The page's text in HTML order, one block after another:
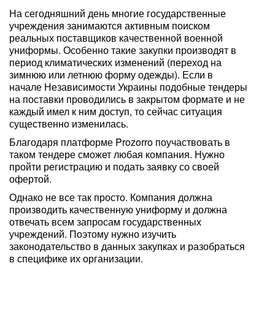
На сегодняшний день многие государственные
учреждения занимаются активным поиском
реальных поставщиков качественной военной
униформы. Особенно такие закупки производят в
период климатических изменений (переход на
зимнюю или летнюю форму одежды). Если в
начале Независимости Украины подобные тендеры
на поставки проводились в закрытом формате и не
каждый имел к ним доступ, то сейчас ситуация
существенно изменилась.
Благодаря платформе Prozorro поучаствовать в
таком тендере сможет любая компания. Нужно
пройти регистрацию и подать заявку со своей
офертой.
Однако не все так просто. Компания должна
производить качественную униформу и должна
отвечать всем запросам государственных
учреждений. Поэтому нужно изучить
законодательство в данных закупках и разобраться
в специфике их организации.